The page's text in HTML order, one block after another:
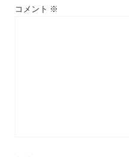
コメント ※